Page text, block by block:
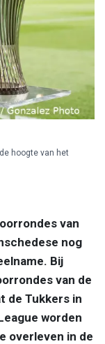
hoogte van het
van
nog
Bij
van de
de Tukkers in
worden
overleven in de